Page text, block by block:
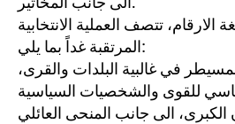
الارقام، تتصف العملية الانتخابية
المرتقبة غداً بما يلي:
في غالبية البلدات والقرى،
للقوى والشخصيات السياسية